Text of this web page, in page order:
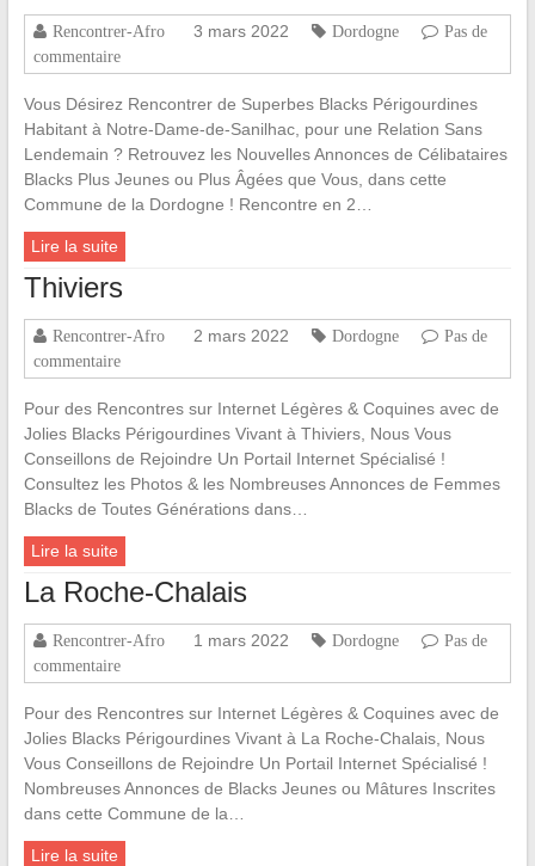
Rencontrer-Afro 3 mars 2022 Dordogne
Pas de
commentaire
Vous Désirez Rencontrer de Superbes Blacks Périgourdines
Habitant à Notre-Dame-de-Sanilhac, pour une Relation Sans
Lendemain ? Retrouvez les Nouvelles Annonces de Célibataires
Blacks Plus Jeunes ou Plus Âgées que Vous, dans cette
Commune de la Dordogne ! Rencontre en 2…
Lire la suite
Thiviers
Rencontrer-Afro 2 mars 2022 Dordogne
Pas de
commentaire
Pour des Rencontres sur Internet Légères & Coquines avec de
Jolies Blacks Périgourdines Vivant à Thiviers, Nous Vous
Conseillons de Rejoindre Un Portail Internet Spécialisé !
Consultez les Photos & les Nombreuses Annonces de Femmes
Blacks de Toutes Générations dans…
Lire la suite
La Roche-Chalais
Rencontrer-Afro 1 mars 2022 Dordogne
Pas de
commentaire
Pour des Rencontres sur Internet Légères & Coquines avec de
Jolies Blacks Périgourdines Vivant à La Roche-Chalais, Nous
Vous Conseillons de Rejoindre Un Portail Internet Spécialisé !
Nombreuses Annonces de Blacks Jeunes ou Mâtures Inscrites
dans cette Commune de la…
Lire la suite